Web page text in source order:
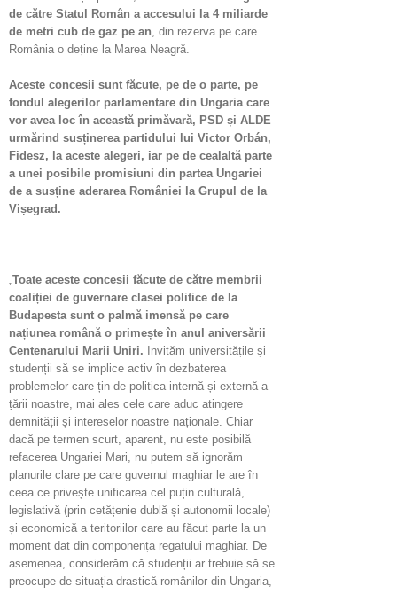
de către Statul Român a accesului la 4 miliarde
de metri cub de gaz pe an , din rezerva pe care
România o deține la Marea Neagră.
Aceste concesii sunt făcute, pe de o parte, pe
fondul alegerilor parlamentare din Ungaria care
vor avea loc în această primăvară, PSD și ALDE
urmărind susținerea partidului lui Victor Orbán,
Fidesz, la aceste alegeri, iar pe de cealaltă parte
a unei posibile promisiuni din partea Ungariei
de a susține aderarea României la Grupul de la
Vișegrad.
Toate aceste concesii făcute de către membrii
coaliției de guvernare clasei politice de la
Budapesta sunt o palmă imensă pe care
națiunea română o primește în anul aniversării
Centenarului Marii Uniri. Invităm universitățile și
studenții să se implice activ în dezbaterea
problemelor care țin de politica internă și externă a
țării noastre, mai ales cele care aduc atingere
demnității și intereselor noastre naționale. Chiar
dacă pe termen scurt, aparent, nu este posibilă
refacerea Ungariei Mari, nu putem să ignorăm
planurile clare pe care guvernul maghiar le are în
ceea ce privește unificarea cel puțin culturală,
legislativă (prin cetățenie dublă și autonomii locale)
și economică a teritoriilor care au făcut parte la un
moment dat din componența regatului maghiar. De
asemenea, considerăm că studenții ar trebuie să se
preocupe de situația drastică românilor din Ungaria,